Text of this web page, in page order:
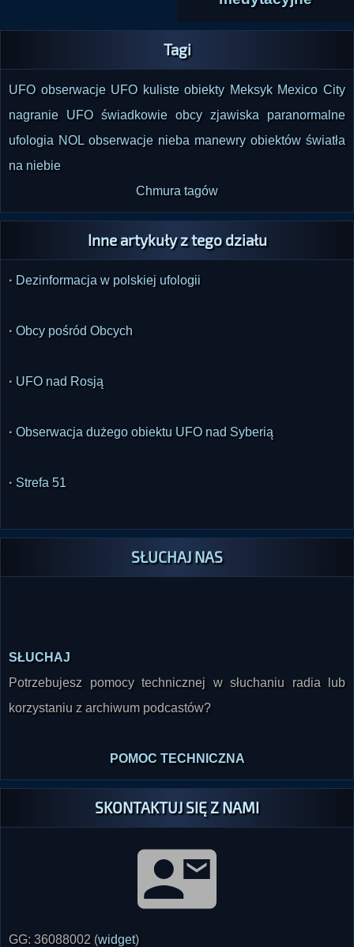
Tagi
UFO obserwacje UFO kuliste obiekty Meksyk Mexico City
nagranie UFO świadkowie obcy
zjawiska paranormalne
ufologia NOL obserwacje nieba manewry obiektów światła
na niebie
Chmura tagów
Inne artykuły z tego działu
· Dezinformacja w polskiej ufologii
· Obcy pośród Obcych
· UFO nad Rosją
· Obserwacja dużego obiektu UFO nad Syberią
· Strefa 51
SŁUCHAJ NAS
SŁUCHAJ
Potrzebujesz pomocy technicznej w słuchaniu radia lub
korzystaniu z archiwum podcastów?
POMOC TECHNICZNA
SKONTAKTUJ SIĘ Z NAMI
GG: 36088002 (widget)